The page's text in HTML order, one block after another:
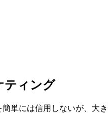
ティング
単には信用しないが、大き